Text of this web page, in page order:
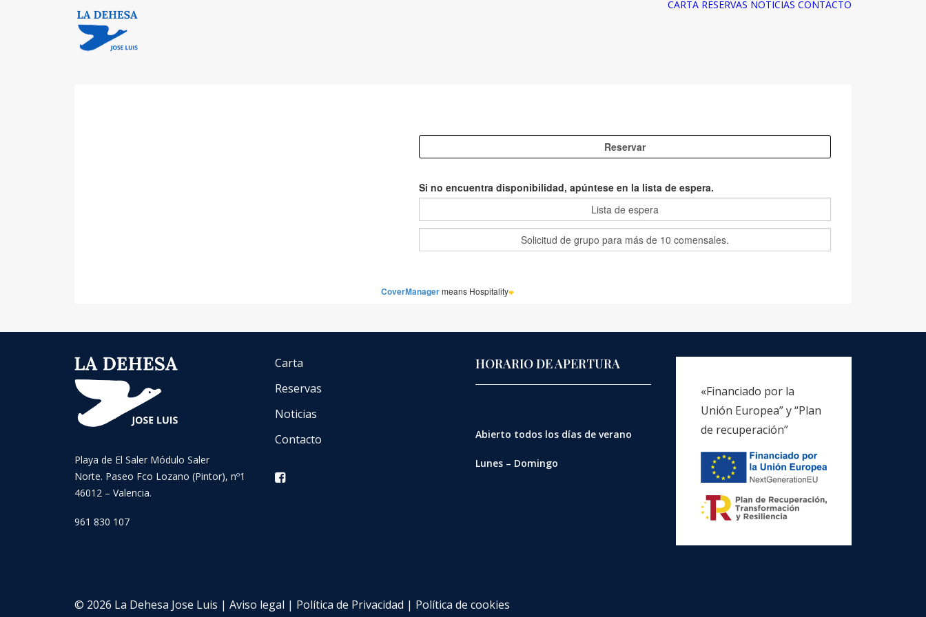
CARTA RESERVAS NOTICIAS CONTACTO
Playa de El Saler Módulo Saler
Norte. Paseo Fco Lozano (Pintor), nº1
46012 – Valencia.
961 830 107
Carta
Reservas
Noticias
Contacto
HORARIO DE APERTURA
Abierto todos los días de verano
Lunes – Domingo
«Financiado por la
Unión Europea” y “Plan
de recuperación”
© 2026 La Dehesa Jose Luis | Aviso legal | Política de Privacidad | Política de cookies